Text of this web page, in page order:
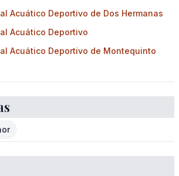
Acuático Deportivo de Dos Hermanas
Acuático Deportivo
Acuático Deportivo de Montequinto